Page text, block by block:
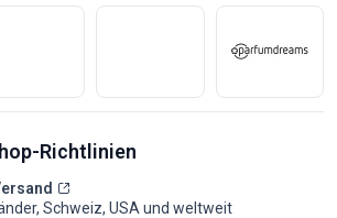
Richtlinien
Schweiz, USA und weltweit